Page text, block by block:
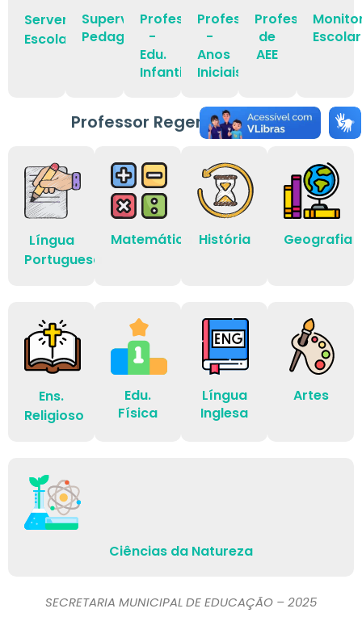
Servente
Escolar
Supervisor
Pedagógico
Professor
-
Edu.
Infantil
Professor
-
Anos
Iniciais
Professor
de
AEE
Escolar
Professor Regente de Aula
Língua
Portuguesa
Matemática História Geografia
Ens.
Religioso
Edu.
Física
Língua
Inglesa
Artes
Ciências da Natureza
SECRETARIA MUNICIPAL DE EDUCAÇÃO – 2025